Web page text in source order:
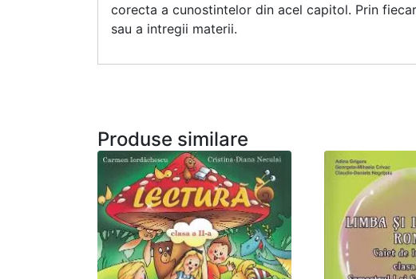
corecta a cunostintelor din acel capitol. Prin
sau a intregii materii.
Produse similare